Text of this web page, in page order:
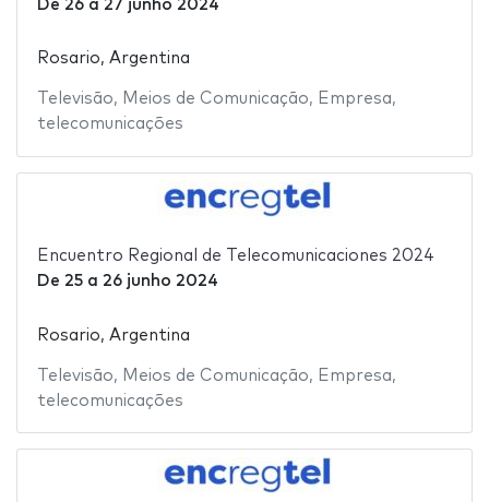
De 26a 27 junho 2024
Rosario, Argentina
Televisão, Meios de Comunicação, Empresa,
telecomunicações
Encuentro Regional de Telecomunicaciones 2024
De 25a 26 junho 2024
Rosario, Argentina
Televisão, Meios de Comunicação, Empresa,
telecomunicações